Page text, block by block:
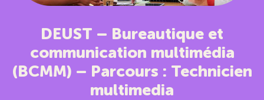
DEUST – Bureautique et
communication multimédia
(BCMM) – Parcours : Technicien
multimedia